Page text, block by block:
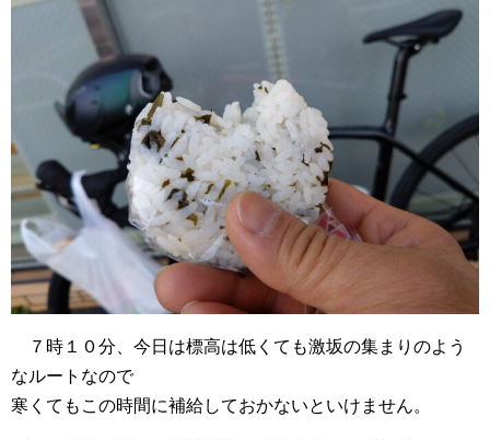
７時１０分、今日は標高は低くても激坂の集まりのよう
なルートなので
寒くてもこの時間に補給しておかないといけません。